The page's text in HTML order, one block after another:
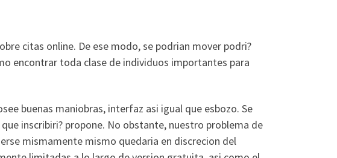
citas online. De ese modo, se podri­an mover podri?
encontrar toda clase de individuos importantes para
buenas maniobras, interfaz asi­ igual que esbozo. Se
inscribiri? propone. No obstante, nuestro problema de
mismamente mismo quedaria en discrecion del